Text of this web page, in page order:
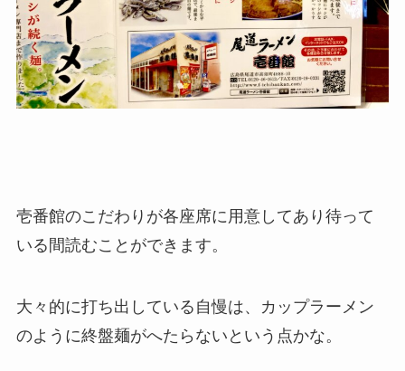
壱番館のこだわりが各座席に用意してあり待って
いる間読むことができます。
大々的に打ち出している自慢は、カップラーメン
のように終盤麺がへたらないという点かな。